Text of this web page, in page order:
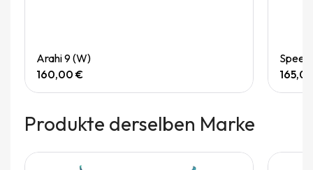
Arahi 9 (W)
160,00 €
Produkte derselben Marke